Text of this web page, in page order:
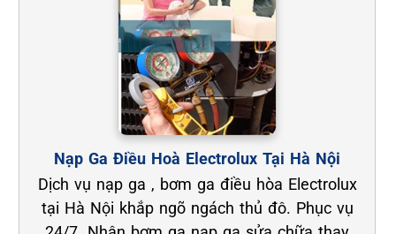
Nạp Ga Điều Hoà Electrolux Tại Hà Nội
Dịch vụ nạp ga , bơm ga điều hòa Electrolux
tại Hà Nội khắp ngõ ngách thủ đô. Phục vụ